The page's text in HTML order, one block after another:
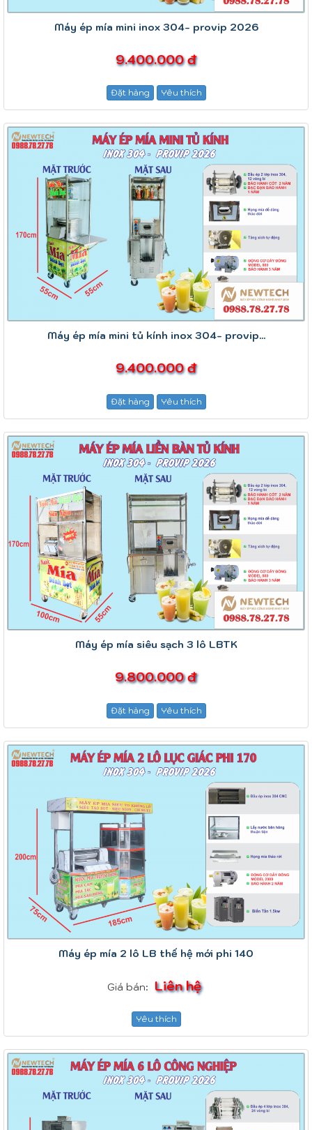
Máy ép mía mini inox 304- provip 2026
9.400.000 đ
Đặt hàng Yêu thích
Máy ép mía mini tủ kính inox 304- provip...
9.400.000 đ
Đặt hàng Yêu thích
Máy ép mía siêu sạch 3 lô LBTK
9.800.000 đ
Đặt hàng Yêu thích
Máy ép mía 2 lô LB thế hệ mới phi 140
Giá bán: Liên hệ
Yêu thích